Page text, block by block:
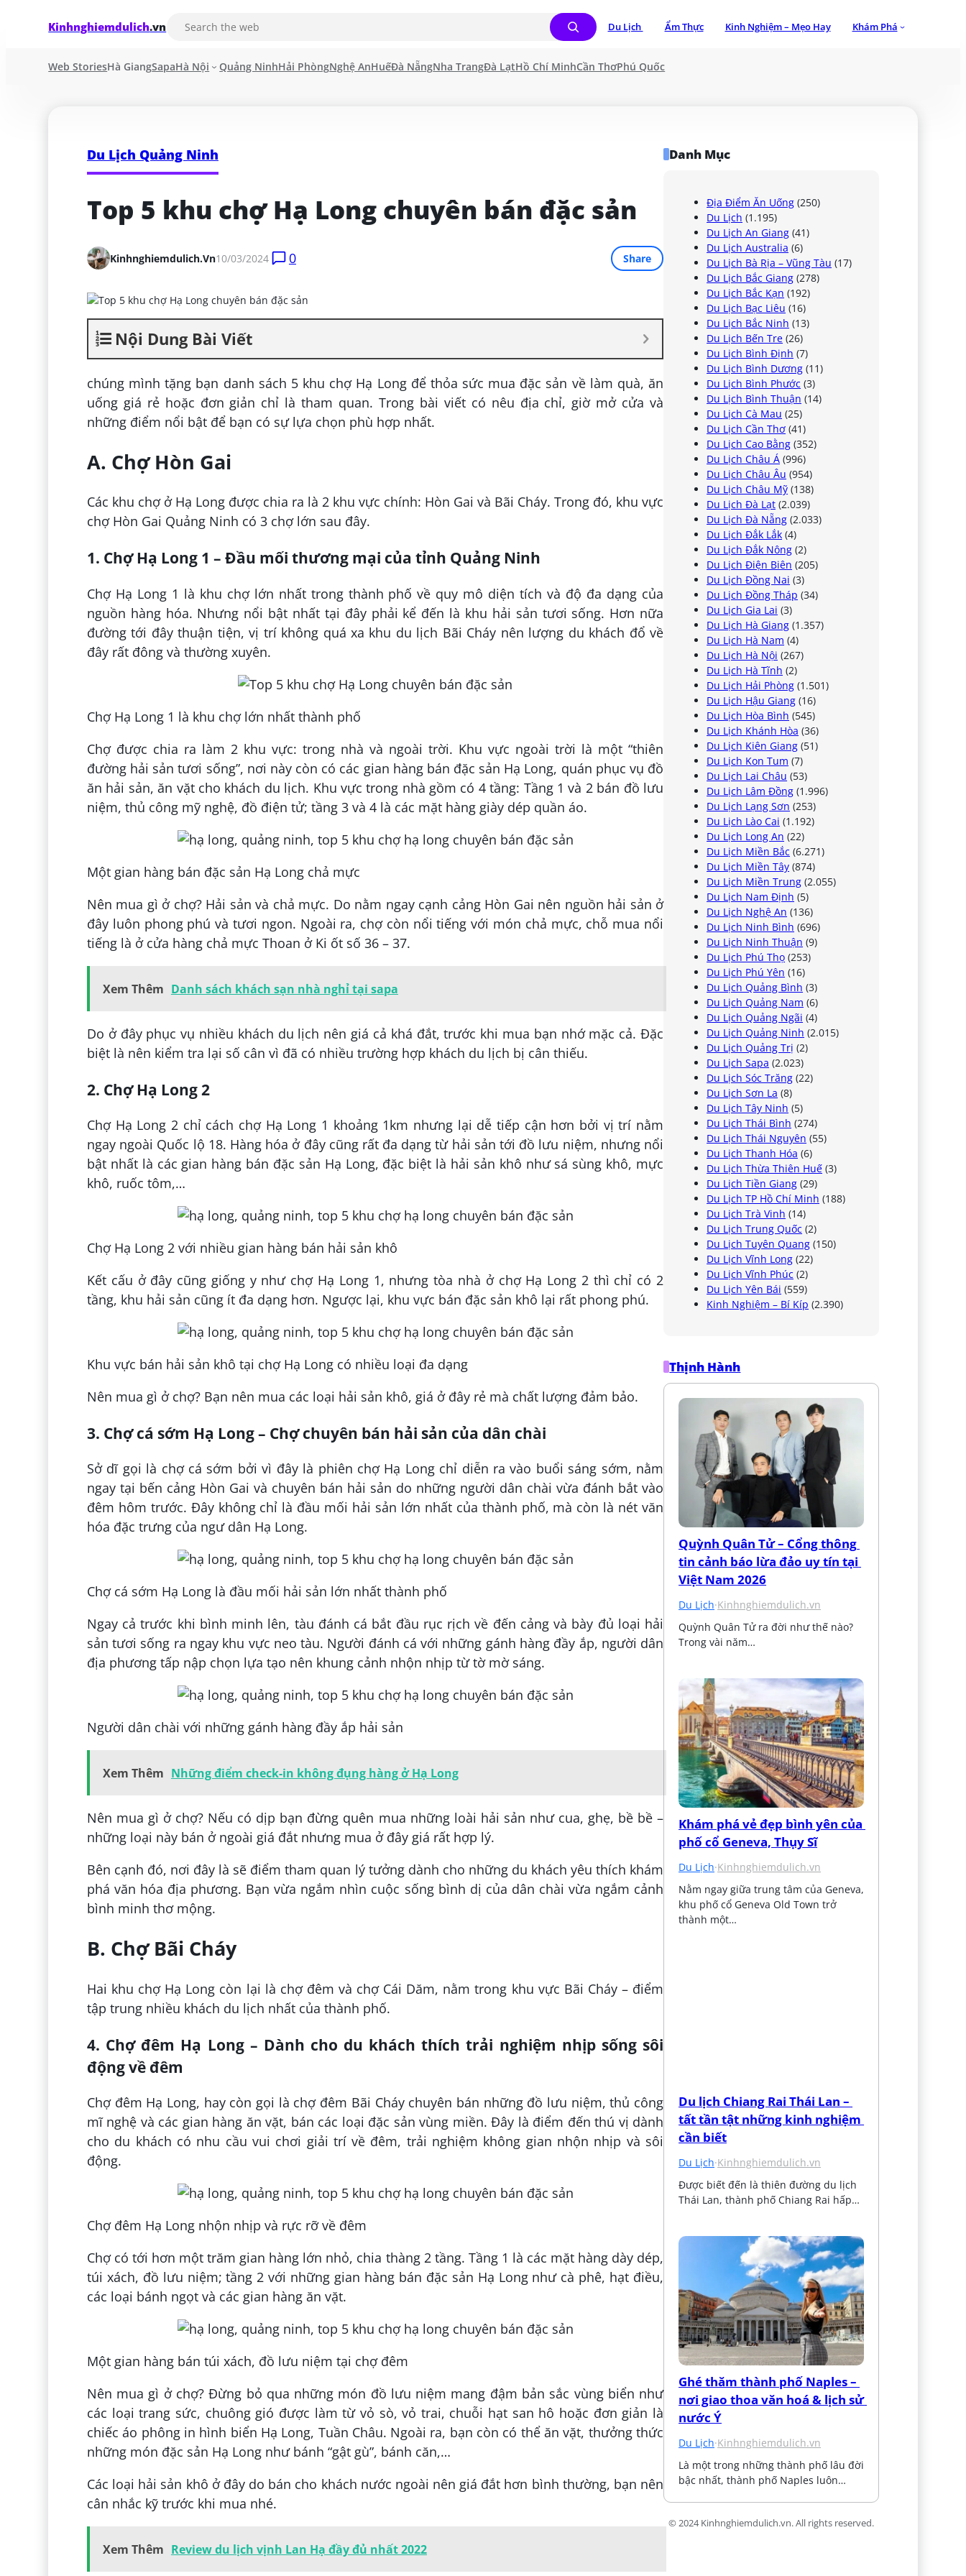
Kinhnghiemdulich.vn Du Lịch Ẩm Thực Kinh Nghiệm – Mẹo Hay Khám Phá
Web StoriesHà GiangSapaHà Nội Quảng NinhHải PhòngNghệ AnHuếĐà NẵngNha TrangĐà LạtHồ Chí MinhCần ThơPhú Quốc
Du Lịch Quảng Ninh
Top 5 khu chợ Hạ Long chuyên bán đặc sản
Kinhnghiemdulich.vn10/03/2024 0 Share
Nội Dung Bài Viết
chúng mình tặng bạn danh sách 5 khu chợ Hạ Long để thỏa sức mua đặc sản về làm quà, ăn
uống giá rẻ hoặc đơn giản chỉ là tham quan. Trong bài viết có nêu địa chỉ, giờ mở cửa và
những điểm nổi bật để bạn có sự lựa chọn phù hợp nhất.
A. Chợ Hòn Gai
Các khu chợ ở Hạ Long được chia ra là 2 khu vực chính: Hòn Gai và Bãi Cháy. Trong đó, khu vực
chợ Hòn Gai Quảng Ninh có 3 chợ lớn sau đây.
1. Chợ Hạ Long 1 – Đầu mối thương mại của tỉnh Quảng Ninh
Chợ Hạ Long 1 là khu chợ lớn nhất trong thành phố về quy mô diện tích và độ đa dạng của
nguồn hàng hóa. Nhưng nổi bật nhất tại đây phải kể đến là khu hải sản tươi sống. Hơn nữa
đường tới đây thuận tiện, vị trí không quá xa khu du lịch Bãi Cháy nên lượng du khách đổ về
đây rất đông và thường xuyên.
Chợ Hạ Long 1 là khu chợ lớn nhất thành phố
Chợ được chia ra làm 2 khu vực: trong nhà và ngoài trời. Khu vực ngoài trời là một “thiên
đường hải sản tươi sống”, nơi này còn có các gian hàng bán đặc sản Hạ Long, quán phục vụ đồ
ăn hải sản, ăn vặt cho khách du lịch. Khu vực trong nhà gồm có 4 tầng: Tầng 1 và 2 bán đồ lưu
niệm, thủ công mỹ nghệ, đồ điện tử; tầng 3 và 4 là các mặt hàng giày dép quần áo.
Một gian hàng bán đặc sản Hạ Long chả mực
Nên mua gì ở chợ? Hải sản và chả mực. Do nằm ngay cạnh cảng Hòn Gai nên nguồn hải sản ở
đây luôn phong phú và tươi ngon. Ngoài ra, chợ còn nổi tiếng với món chả mực, chỗ mua nổi
tiếng là ở cửa hàng chả mực Thoan ở Ki ốt số 36 – 37.
Xem Thêm Danh sách khách sạn nhà nghỉ tại sapa
Do ở đây phục vụ nhiều khách du lịch nên giá cả khá đắt, trước khi mua bạn nhớ mặc cả. Đặc
biệt là nên kiểm tra lại số cân vì đã có nhiều trường hợp khách du lịch bị cân thiếu.
2. Chợ Hạ Long 2
Chợ Hạ Long 2 chỉ cách chợ Hạ Long 1 khoảng 1km nhưng lại dễ tiếp cận hơn bởi vị trí nằm
ngay ngoài Quốc lộ 18. Hàng hóa ở đây cũng rất đa dạng từ hải sản tới đồ lưu niệm, nhưng nổi
bật nhất là các gian hàng bán đặc sản Hạ Long, đặc biệt là hải sản khô như sá sùng khô, mực
khô, ruốc tôm,…
Chợ Hạ Long 2 với nhiều gian hàng bán hải sản khô
Kết cấu ở đây cũng giống y như chợ Hạ Long 1, nhưng tòa nhà ở chợ Hạ Long 2 thì chỉ có 2
tầng, khu hải sản cũng ít đa dạng hơn. Ngược lại, khu vực bán đặc sản khô lại rất phong phú.
Khu vực bán hải sản khô tại chợ Hạ Long có nhiều loại đa dạng
Nên mua gì ở chợ? Bạn nên mua các loại hải sản khô, giá ở đây rẻ mà chất lượng đảm bảo.
3. Chợ cá sớm Hạ Long – Chợ chuyên bán hải sản của dân chài
Sở dĩ gọi là chợ cá sớm bởi vì đây là phiên chợ Hạ Long chỉ diễn ra vào buổi sáng sớm, nằm
ngay tại bến cảng Hòn Gai và chuyên bán hải sản do những người dân chài vừa đánh bắt vào
đêm hôm trước. Đây không chỉ là đầu mối hải sản lớn nhất của thành phố, mà còn là nét văn
hóa đặc trưng của ngư dân Hạ Long.
Chợ cá sớm Hạ Long là đầu mối hải sản lớn nhất thành phố
Ngay cả trước khi bình minh lên, tàu đánh cá bắt đầu rục rịch về đến cảng và bày đủ loại hải
sản tươi sống ra ngay khu vực neo tàu. Người đánh cá với những gánh hàng đầy ắp, người dân
địa phương tấp nập chọn lựa tạo nên khung cảnh nhộn nhịp từ tờ mờ sáng.
Người dân chài với những gánh hàng đầy ắp hải sản
Xem Thêm Những điểm check-in không đụng hàng ở Hạ Long
Nên mua gì ở chợ? Nếu có dịp bạn đừng quên mua những loài hải sản như cua, ghẹ, bề bề –
những loại này bán ở ngoài giá đắt nhưng mua ở đây giá rất hợp lý.
Bên cạnh đó, nơi đây là sẽ điểm tham quan lý tưởng dành cho những du khách yêu thích khám
phá văn hóa địa phương. Bạn vừa ngắm nhìn cuộc sống bình dị của dân chài vừa ngắm cảnh
bình minh thơ mộng.
B. Chợ Bãi Cháy
Hai khu chợ Hạ Long còn lại là chợ đêm và chợ Cái Dăm, nằm trong khu vực Bãi Cháy – điểm
tập trung nhiều khách du lịch nhất của thành phố.
4. Chợ đêm Hạ Long – Dành cho du khách thích trải nghiệm nhịp sống sôi
động về đêm
Chợ đêm Hạ Long, hay còn gọi là chợ đêm Bãi Cháy chuyên bán những đồ lưu niệm, thủ công
mĩ nghệ và các gian hàng ăn vặt, bán các loại đặc sản vùng miền. Đây là điểm đến thú vị dành
cho du khách có nhu cầu vui chơi giải trí về đêm, trải nghiệm không gian nhộn nhịp và sôi
động.
Chợ đêm Hạ Long nhộn nhịp và rực rỡ về đêm
Chợ có tới hơn một trăm gian hàng lớn nhỏ, chia thàng 2 tầng. Tầng 1 là các mặt hàng dày dép,
túi xách, đồ lưu niệm; tầng 2 với những gian hàng bán đặc sản Hạ Long như cà phê, hạt điều,
các loại bánh ngọt và các gian hàng ăn vặt.
Một gian hàng bán túi xách, đồ lưu niệm tại chợ đêm
Nên mua gì ở chợ? Đừng bỏ qua những món đồ lưu niệm mang đậm bản sắc vùng biển như
các loại trang sức, chuông gió được làm từ vỏ sò, vỏ trai, chuỗi hạt san hô hoặc đơn giản là
chiếc áo phông in hình biển Hạ Long, Tuần Châu. Ngoài ra, bạn còn có thể ăn vặt, thưởng thức
những món đặc sản Hạ Long như bánh “gật gù”, bánh căn,…
Các loại hải sản khô ở đây do bán cho khách nước ngoài nên giá đắt hơn bình thường, bạn nên
cân nhắc kỹ trước khi mua nhé.
Xem Thêm Review du lịch vịnh Lan Hạ đầy đủ nhất 2022
Danh Mục
Địa Điểm Ăn Uống (250)
Du Lịch (1.195)
Du Lịch An Giang (41)
Du Lịch Australia (6)
Du Lịch Bà Rịa – Vũng Tàu (17)
Du Lịch Bắc Giang (278)
Du Lịch Bắc Kạn (192)
Du Lịch Bạc Liêu (16)
Du Lịch Bắc Ninh (13)
Du Lịch Bến Tre (26)
Du Lịch Bình Định (7)
Du Lịch Bình Dương (11)
Du Lịch Bình Phước (3)
Du Lịch Bình Thuận (14)
Du Lịch Cà Mau (25)
Du Lịch Cần Thơ (41)
Du Lịch Cao Bằng (352)
Du Lịch Châu Á (996)
Du Lịch Châu Âu (954)
Du Lịch Châu Mỹ (138)
Du Lịch Đà Lạt (2.039)
Du Lịch Đà Nẵng (2.033)
Du Lịch Đắk Lắk (4)
Du Lịch Đắk Nông (2)
Du Lịch Điện Biên (205)
Du Lịch Đồng Nai (3)
Du Lịch Đồng Tháp (34)
Du Lịch Gia Lai (3)
Du Lịch Hà Giang (1.357)
Du Lịch Hà Nam (4)
Du Lịch Hà Nội (267)
Du Lịch Hà Tĩnh (2)
Du Lịch Hải Phòng (1.501)
Du Lịch Hậu Giang (16)
Du Lịch Hòa Bình (545)
Du Lịch Khánh Hòa (36)
Du Lịch Kiên Giang (51)
Du Lịch Kon Tum (7)
Du Lịch Lai Châu (53)
Du Lịch Lâm Đồng (1.996)
Du Lịch Lạng Sơn (253)
Du Lịch Lào Cai (1.192)
Du Lịch Long An (22)
Du Lịch Miền Bắc (6.271)
Du Lịch Miền Tây (874)
Du Lịch Miền Trung (2.055)
Du Lịch Nam Định (5)
Du Lịch Nghệ An (136)
Du Lịch Ninh Bình (696)
Du Lịch Ninh Thuận (9)
Du Lịch Phú Thọ (253)
Du Lịch Phú Yên (16)
Du Lịch Quảng Bình (3)
Du Lịch Quảng Nam (6)
Du Lịch Quảng Ngãi (4)
Du Lịch Quảng Ninh (2.015)
Du Lịch Quảng Trị (2)
Du Lịch Sapa (2.023)
Du Lịch Sóc Trăng (22)
Du Lịch Sơn La (8)
Du Lịch Tây Ninh (5)
Du Lịch Thái Bình (274)
Du Lịch Thái Nguyên (55)
Du Lịch Thanh Hóa (6)
Du Lịch Thừa Thiên Huế (3)
Du Lịch Tiền Giang (29)
Du Lịch TP Hồ Chí Minh (188)
Du Lịch Trà Vinh (14)
Du Lịch Trung Quốc (2)
Du Lịch Tuyên Quang (150)
Du Lịch Vĩnh Long (22)
Du Lịch Vĩnh Phúc (2)
Du Lịch Yên Bái (559)
Kinh Nghiệm – Bí Kíp (2.390)
Thịnh Hành
Quỳnh Quân Tử – Cổng thông
tin cảnh báo lừa đảo uy tín tại
Việt Nam 2026
Du Lịch·Kinhnghiemdulich.vn
Quỳnh Quân Tử ra đời như thế nào?
Trong vài năm…
Khám phá vẻ đẹp bình yên của
phố cổ Geneva, Thụy Sĩ
Du Lịch·Kinhnghiemdulich.vn
Nằm ngay giữa trung tâm của Geneva,
khu phố cổ Geneva Old Town trở
thành một…
Du lịch Chiang Rai Thái Lan –
tất tần tật những kinh nghiệm
cần biết
Du Lịch·Kinhnghiemdulich.vn
Được biết đến là thiên đường du lịch
Thái Lan, thành phố Chiang Rai hấp…
Ghé thăm thành phố Naples –
nơi giao thoa văn hoá & lịch sử
nước Ý
Du Lịch·Kinhnghiemdulich.vn
Là một trong những thành phố lâu đời
bậc nhất, thành phố Naples luôn…
© 2024 Kinhnghiemdulich.vn. All rights reserved.